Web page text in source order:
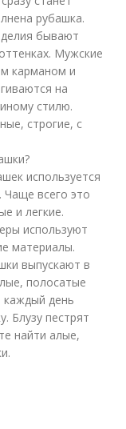
рубашка.
бывают
Мужские
карманом и
на
стилю.
строгие, с
используется
Чаще всего это
и легкие.
используют
материалы.
выпускают в
полосатые
каждый день
Блузу пестрят
найти алые,